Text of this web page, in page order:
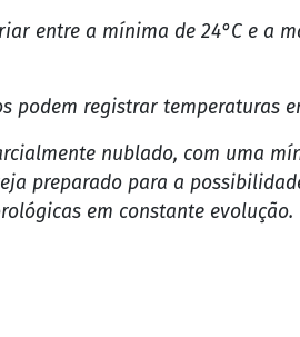
entre a mínima de 24°C e a
podem registrar temperaturas
nublado, com uma
preparado para a
em constante evolução.